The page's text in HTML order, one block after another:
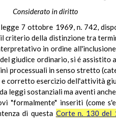
Considerato in diritto
7 ottobre 1969, n. 742,
della distinzione tra
in ordine
giudice ordinario, si é
processuali in senso stretto
corretto esercizio dell'attività
sostanziali ma aventi
"formalmente" inseriti (come
di questa Corte n. 130 del